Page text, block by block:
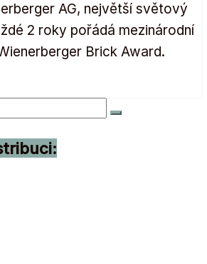
AG, největší světový
2 roky pořádá mezinárodní
Brick Award.